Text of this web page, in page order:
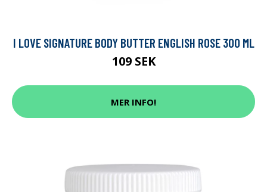
I LOVE SIGNATURE BODY BUTTER ENGLISH ROSE 300 ML
109 SEK
MER INFO!